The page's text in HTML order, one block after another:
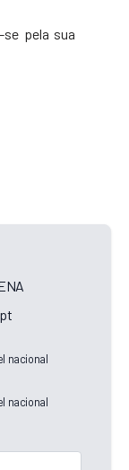
pela sua
nacional
nacional